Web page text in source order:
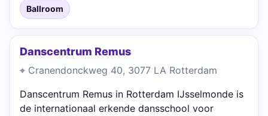
Ballroom
Danscentrum Remus
Cranendonckweg 40, 3077 LA Rotterdam
Danscentrum Remus in Rotterdam IJsselmonde is
de internationaal erkende dansschool voor